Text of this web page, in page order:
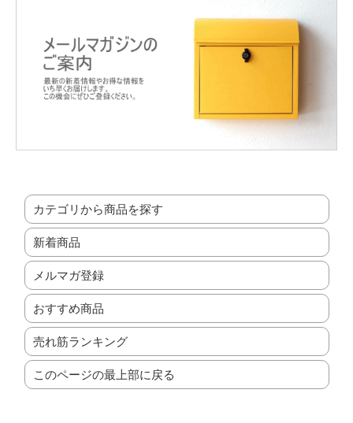
カテゴリから商品を探す
新着商品
メルマガ登録
おすすめ商品
売れ筋ランキング
このページの最上部に戻る